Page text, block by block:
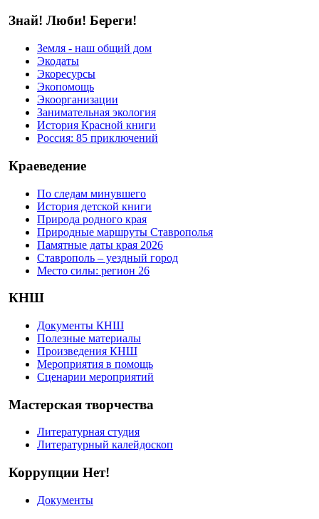
Знай! Люби! Береги!
Земля - наш общий дом
Экодаты
Экоресурсы
Экопомощь
Экоорганизации
Занимательная экология
История Красной книги
Россия: 85 приключений
Краеведение
По следам минувшего
История детской книги
Природа родного края
Природные маршруты Ставрополья
Памятные даты края 2026
Ставрополь – уездный город
Место силы: регион 26
КНШ
Документы КНШ
Полезные материалы
Произведения КНШ
Мероприятия в помощь
Сценарии мероприятий
Мастерская творчества
Литературная студия
Литературный калейдоскоп
Коррупции Нет!
Документы